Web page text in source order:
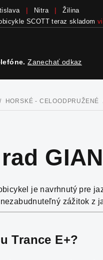
Nitra Žilina
SCOTT teraz skladom
Zanechať odkaz
/ HORSKÉ - CELOODPRUŽENÉ
je navrhnutý pre
zážitok z
Trance E+?